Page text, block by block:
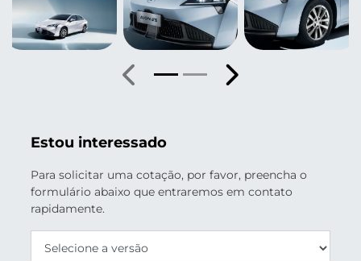
Estou interessado
Para solicitar uma cotação, por favor, preencha o
formulário abaixo que entraremos em contato
rapidamente.
Anterior Próximo